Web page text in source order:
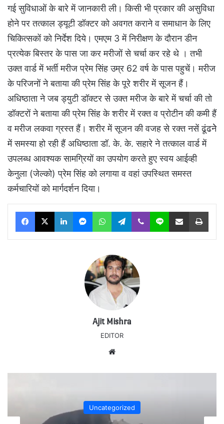
गई सुविधाओं के बारे में जानकारी ली। किसी भी प्रकार की असुविधा
होने पर तत्काल ड्यूटी डॉक्टर को अवगत कराने व समाधान के लिए
चिकित्सकों को निर्देश दिये। एमएम 3 में निरीक्षण के दौरान डीन
प्रत्येक बिस्तर के पास जा कर मरीजों से चर्चा कर रहे थे । तभी
उक्त वार्ड में भर्ती मरीज प्रेम सिंह उम्र 62 वर्ष के पास पहुचें। मरीज
के परिजनों ने बताया की प्रेम सिंह के पूरे शरीर में सूजन हैं।
अधिष्ठाता ने जब ड्युटी डॉक्टर से उक्त मरीज के बारे में चर्चा की तो
डॉक्टरों ने बताया की प्रेम सिंह के शरीर में रक्त व प्रोटीन की कमी हैं
व मरीज लकवा ग्रस्त हैं। शरीर में सूजन की वजह से रक्त नसें ढूंढनेे
में समस्या हो रही हैं अधिष्ठाता डॉ. के. के. सहारे ने तत्काल वार्ड में
उपलब्ध आवश्यक सामग्रियों का उपयोग करते हुए स्वय आईव्ही
केनुला (जेल्को) प्रेम सिंह को लगाया व वहां उपस्थित समस्त
कर्मचारियों को मार्गदर्शन दिया।
Facebook
X LinkedInMessengerWhatsAppTelegram
Viber Line Share via Email Print
Ajit Mishra
EDITOR
Uncategorized